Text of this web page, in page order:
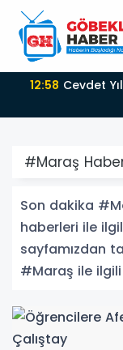
19:03 Türkiye’nin En Uzun Yelken Haftası Kalamış’ta
#Maraş
Son dakika
haberleri ile
sayfamızdan
#Maraş ile